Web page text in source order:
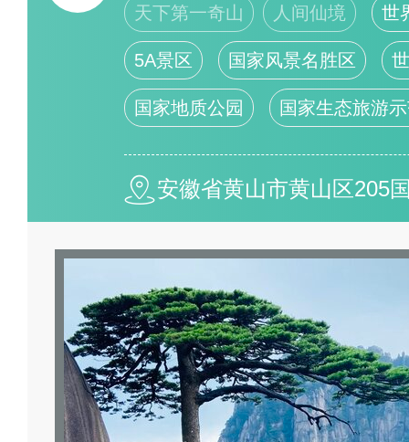
天下第一奇山 人间仙境 世
5A景区 国家风景名胜区
国家地质公园 国家生态旅游
安徽省黄山市黄山区205